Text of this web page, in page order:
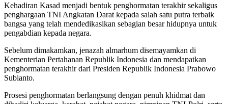
Kehadiran Kasad menjadi bentuk penghormatan terakhir sekaligus
penghargaan TNI Angkatan Darat kepada salah satu putra terbaik
bangsa yang telah mendedikasikan sebagian besar hidupnya untuk
pengabdian kepada negara.
Sebelum dimakamkan, jenazah almarhum disemayamkan di
Kementerian Pertahanan Republik Indonesia dan mendapatkan
penghormatan terakhir dari Presiden Republik Indonesia Prabowo
Subianto.
Prosesi penghormatan berlangsung dengan penuh khidmat dan